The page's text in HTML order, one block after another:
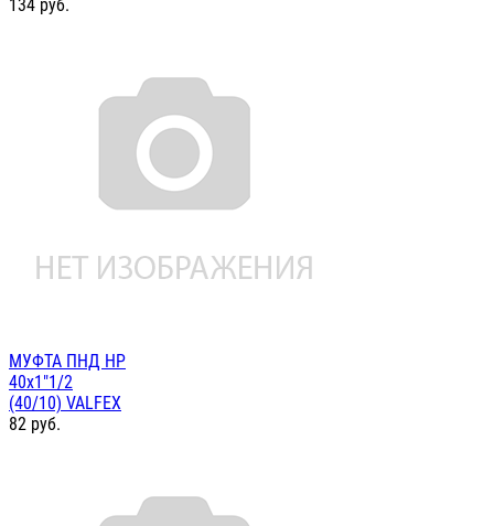
134 руб.
МУФТА ПНД НР
40х1"1/2
(40/10) VALFEX
82 руб.